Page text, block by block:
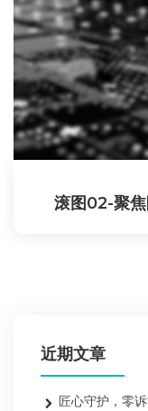
滚图02-聚
近期文章
匠心守护，零